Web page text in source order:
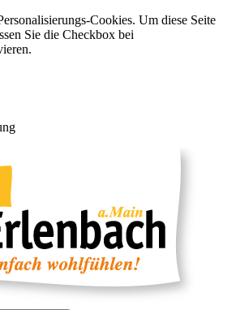
Cookies. Um diese Seite
Sie die Checkbox bei